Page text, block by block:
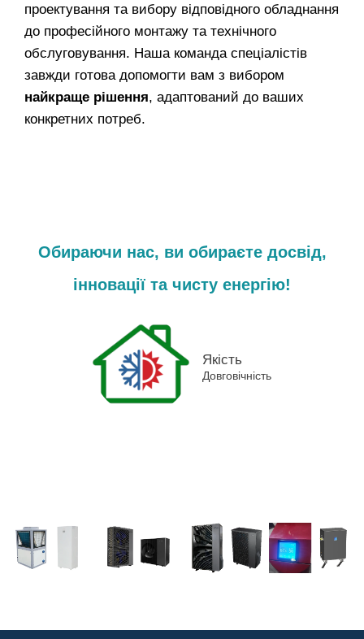
проектування та вибору відповідного обладнання
до професійного монтажу та технічного
обслуговування. Наша команда спеціалістів
завжди готова допомогти вам з вибором
найкраще рішення, адаптований до ваших
конкретних потреб.
Обираючи нас, ви обираєте досвід,
інновації та чисту енергію!
Якість
Довговічність